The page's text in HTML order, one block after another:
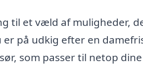
til et væld af muligheder,
på udkig efter en
som passer til netop dine